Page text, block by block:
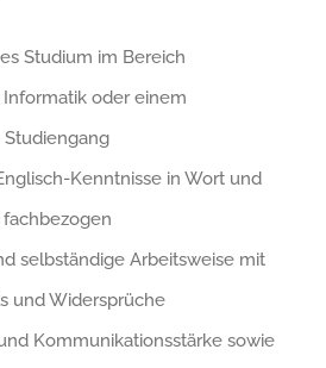
Studium im Bereich
oder einem
Kenntnisse in Wort und
selbständige Arbeitsweise mit
und Widersprüche
Kommunikationsstärke sowie